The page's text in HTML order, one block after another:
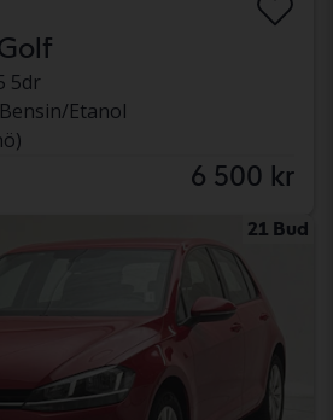
5dr
Bensin/Etanol
6 500 kr
21 Bud